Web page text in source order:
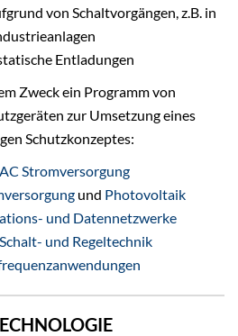
von Schaltvorgängen, z.B. in
Entladungen
Zweck ein Programm von
zur Umsetzung eines
Schutzkonzeptes:
Stromversorgung
und Photovoltaik
und Datennetzwerke
und Regeltechnik